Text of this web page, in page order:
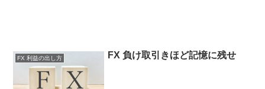
FX 利益の出し方 FX 負け取引きほど記憶に残せ